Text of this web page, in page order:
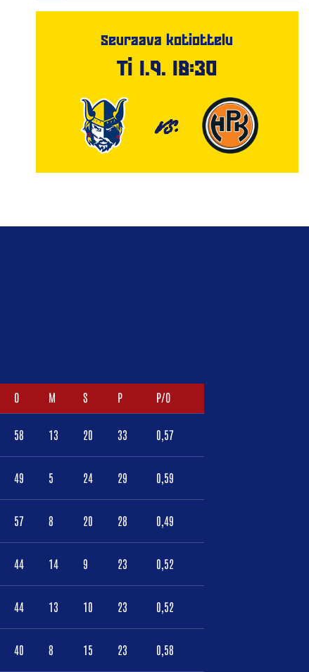
Seuraava kotiottelu
Ti 1.9. 18:30
VS.
O M S P P/O
58 13 20 33 0,57
49 5 24 29 0,59
57 8 20 28 0,49
44 14 9 23 0,52
44 13 10 23 0,52
40 8 15 23 0,58